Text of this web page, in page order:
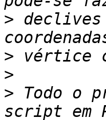
> declives
>
>
> Todo o